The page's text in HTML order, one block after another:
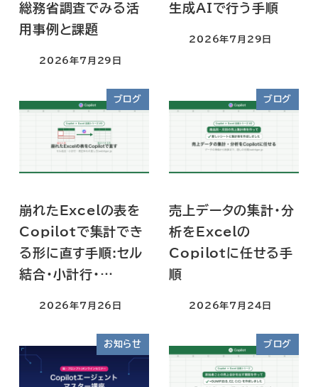
総務省調査でみる活
用事例と課題
2026年7月29日
生成AIで行う手順
2026年7月29日
ブログ
崩れたExcelの表を
Copilotで集計でき
る形に直す手順:セル
結合・小計行・…
2026年7月26日
ブログ
売上データの集計・分
析をExcelの
Copilotに任せる手
順
2026年7月24日
お知らせ ブログ